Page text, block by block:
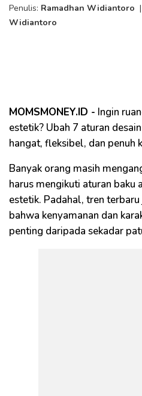
Penulis: Ramadhan Widiantoro |
Widiantoro
MOMSMONEY.ID - Ingin
estetik? Ubah 7 aturan
hangat, fleksibel, dan penuh
Banyak orang masih
harus mengikuti aturan baku
estetik. Padahal, tren
bahwa kenyamanan dan
penting daripada sekadar